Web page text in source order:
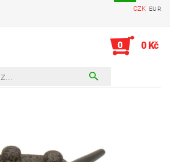
CZK EUR
0 0 Kč